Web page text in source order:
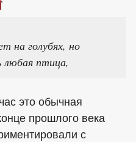
на голубях, но
птица,
это обычная
прошлого века
с